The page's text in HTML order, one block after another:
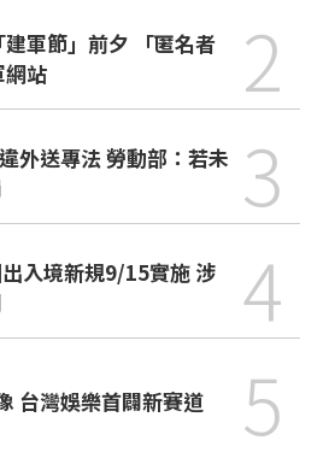
軍節」前夕 「匿名者
網站
2
外送專法 勞動部：若未 3
入境新規9/15實施 涉
4
台灣娛樂首闢新賽道 5